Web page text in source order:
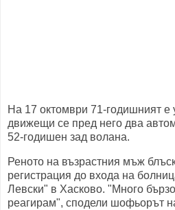
На 17 октомври 71-годишният е
движещи се пред него два
52-годишен зад волана.
Реното на възрастния мъж
регистрация до входа на
Левски" в Хасково. "Много
реагирам", сподели шофьорът